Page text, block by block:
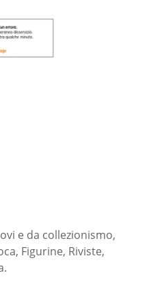
e da collezionismo,
Figurine, Riviste,